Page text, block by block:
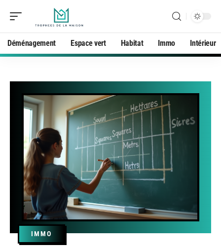
Déménagement Espace vert Habitat Immo Intérieur
IMMO